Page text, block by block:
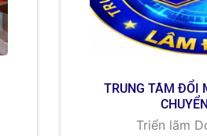
TRUNG TÂM ĐỔI
Triển lãm